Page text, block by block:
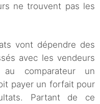
ne trouvent pas les
vont dépendre des
avec les vendeurs
comparateur un
payer un forfait pour
Partant de ce